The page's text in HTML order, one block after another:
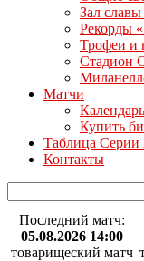
Зал
Рекорды
Трофеи и
Стадион
Матчи
Купить
Таблица Серии
Контакты
Последний матч:
05.08.2026 14:00
товарищеский матч